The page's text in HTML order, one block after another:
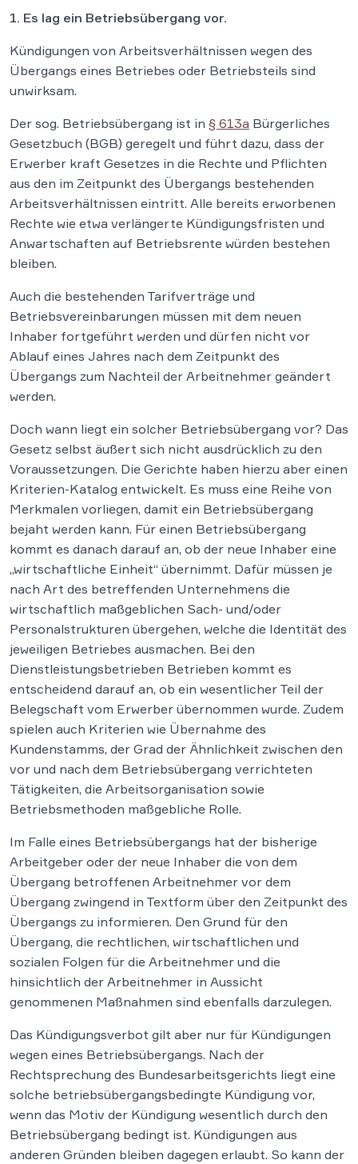
1. Es lag ein Betriebsübergang vor.
Kündigungen von Arbeitsverhältnissen wegen des
Übergangs eines Betriebes oder Betriebsteils sind
unwirksam.
Der sog. Betriebsübergang ist in § 613a Bürgerliches
Gesetzbuch (BGB) geregelt und führt dazu, dass der
Erwerber kraft Gesetzes in die Rechte und Pflichten
aus den im Zeitpunkt des Übergangs bestehenden
Arbeitsverhältnissen eintritt. Alle bereits erworbenen
Rechte wie etwa verlängerte Kündigungsfristen und
Anwartschaften auf Betriebsrente würden bestehen
bleiben.
Auch die bestehenden Tarifverträge und
Betriebsvereinbarungen müssen mit dem neuen
Inhaber fortgeführt werden und dürfen nicht vor
Ablauf eines Jahres nach dem Zeitpunkt des
Übergangs zum Nachteil der Arbeitnehmer geändert
werden.
Doch wann liegt ein solcher Betriebsübergang vor? Das
Gesetz selbst äußert sich nicht ausdrücklich zu den
Voraussetzungen. Die Gerichte haben hierzu aber einen
Kriterien-Katalog entwickelt. Es muss eine Reihe von
Merkmalen vorliegen, damit ein Betriebsübergang
bejaht werden kann. Für einen Betriebsübergang
kommt es danach darauf an, ob der neue Inhaber eine
„wirtschaftliche Einheit“ übernimmt. Dafür müssen je
nach Art des betreffenden Unternehmens die
wirtschaftlich maßgeblichen Sach- und/oder
Personalstrukturen übergehen, welche die Identität des
jeweiligen Betriebes ausmachen. Bei den
Dienstleistungsbetrieben Betrieben kommt es
entscheidend darauf an, ob ein wesentlicher Teil der
Belegschaft vom Erwerber übernommen wurde. Zudem
spielen auch Kriterien wie Übernahme des
Kundenstamms, der Grad der Ähnlichkeit zwischen den
vor und nach dem Betriebsübergang verrichteten
Tätigkeiten, die Arbeitsorganisation sowie
Betriebsmethoden maßgebliche Rolle.
Im Falle eines Betriebsübergangs hat der bisherige
Arbeitgeber oder der neue Inhaber die von dem
Übergang betroffenen Arbeitnehmer vor dem
Übergang zwingend in Textform über den Zeitpunkt des
Übergangs zu informieren. Den Grund für den
Übergang, die rechtlichen, wirtschaftlichen und
sozialen Folgen für die Arbeitnehmer und die
hinsichtlich der Arbeitnehmer in Aussicht
genommenen Maßnahmen sind ebenfalls darzulegen.
Das Kündigungsverbot gilt aber nur für Kündigungen
wegen eines Betriebsübergangs. Nach der
Rechtsprechung des Bundesarbeitsgerichts liegt eine
solche betriebsübergangsbedingte Kündigung vor,
wenn das Motiv der Kündigung wesentlich durch den
Betriebsübergang bedingt ist. Kündigungen aus
anderen Gründen bleiben dagegen erlaubt. So kann der